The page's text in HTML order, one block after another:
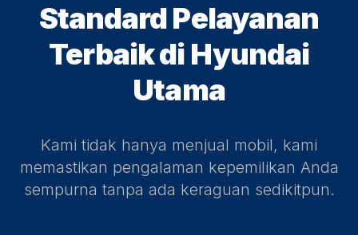
Standard Pelayanan
Terbaik di Hyundai
Utama
Kami tidak hanya menjual mobil, kami
memastikan pengalaman kepemilikan Anda
sempurna tanpa ada keraguan sedikitpun.